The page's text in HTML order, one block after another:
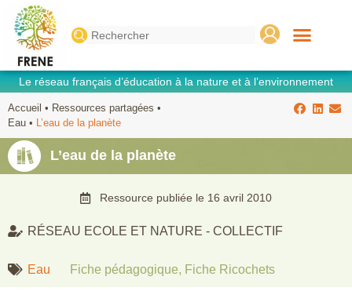
Search
for:
Le réseau français d’éducation à la nature et à l’environnement
Accueil • Ressources partagées •
Eau • L’eau de la planète
L’eau de la planète
Ressource publiée le 16 avril 2010
RÉSEAU ECOLE ET NATURE - COLLECTIF
Eau Fiche pédagogique, Fiche Ricochets